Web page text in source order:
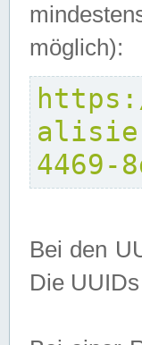
möglich):
4469-
Bei den
Die